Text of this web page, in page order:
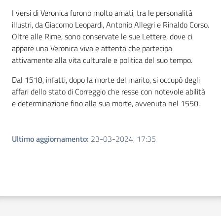
I versi di Veronica furono molto amati, tra le personalità
illustri, da Giacomo Leopardi, Antonio Allegri e Rinaldo Corso.
Oltre alle Rime, sono conservate le sue Lettere, dove ci
appare una Veronica viva e attenta che partecipa
attivamente alla vita culturale e politica del suo tempo.
Dal 1518, infatti, dopo la morte del marito, si occupò degli
affari dello stato di Correggio che resse con notevole abilità
e determinazione fino alla sua morte, avvenuta nel 1550.
Ultimo aggiornamento: 23-03-2024, 17:35